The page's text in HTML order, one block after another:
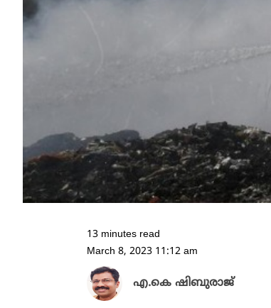
13 minutes read
March 8, 2023 11:12 am
എ.കെ ഷിബുരാജ്